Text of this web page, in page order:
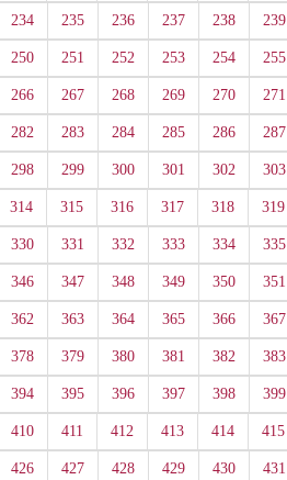
234 235 236 237 238 239
250 251 252 253 254 255
266 267 268 269 270 271
282 283 284 285 286 287
298 299 300 301 302 303
314 315 316 317 318 319
330 331 332 333 334 335
346 347 348 349 350 351
362 363 364 365 366 367
378 379 380 381 382 383
394 395 396 397 398 399
410 411 412 413 414 415
426 427 428 429 430 431